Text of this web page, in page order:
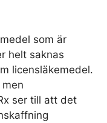
som är
helt saknas
licensläkemedel.
ser till att det